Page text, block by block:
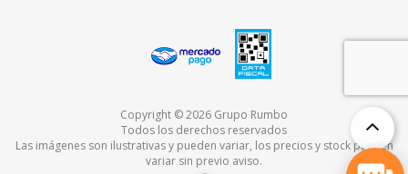
Copyright © 2026 Grupo Rumbo
Todos los derechos reservados
Las imágenes son ilustrativas y pueden variar, los precios y stock pueden
variar sin previo aviso.
TOP